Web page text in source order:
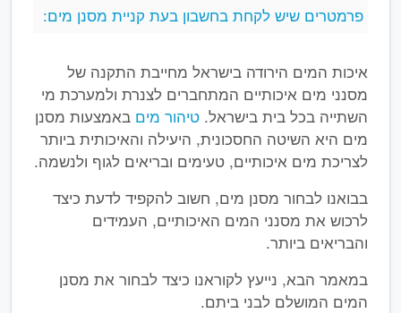
פרמטרים שיש לקחת בחשבון בעת קניית מסנן מים:
איכות המים הירודה בישראל מחייבת התקנה של
מסנני מים איכותיים המתחברים לצנרת ולמערכת מי
השתייה בכל בית בישראל. טיהור מים באמצעות מסנן
מים היא השיטה החסכונית, היעילה והאיכותית ביותר
לצריכת מים איכותיים, טעימים ובריאים לגוף ולנשמה.
בבואנו לבחור מסנן מים, חשוב להקפיד לדעת כיצד
לרכוש את מסנני המים האיכותיים, העמידים
והבריאים ביותר.
במאמר הבא, נייעץ לקוראנו כיצד לבחור את מסנן
המים המושלם לבני ביתם.